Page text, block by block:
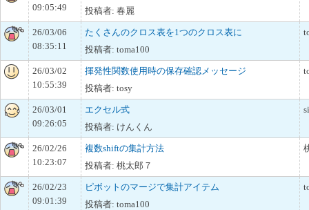
09:05:49
投稿者: 春麗
26/03/06
08:35:11
たくさんのクロス表を1つのクロス表に
投稿者: toma100
26/03/02
10:55:39
揮発性関数使用時の保存確認メッセージ
投稿者: tosy
26/03/01
09:26:05
エクセル式
投稿者: けんくん
26/02/26
10:23:07
複数shiftの集計方法
投稿者: 桃太郎７
26/02/23
09:01:39
ピボットのマージで集計アイテム
投稿者: toma100